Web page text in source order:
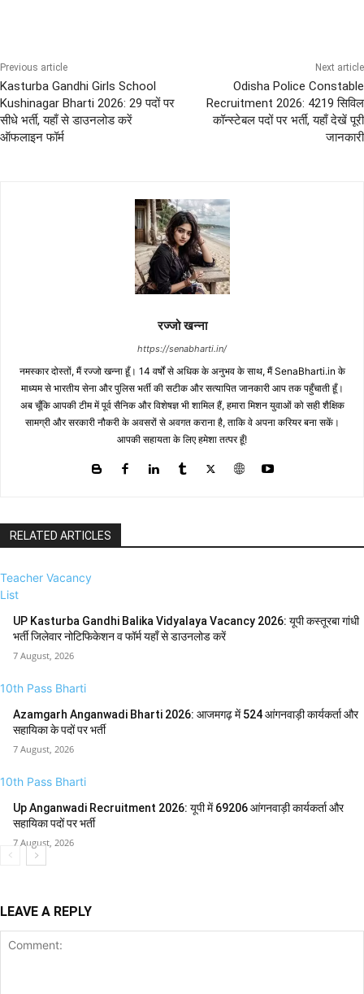
Previous article
Kasturba Gandhi Girls School
Kushinagar Bharti 2026: 29 पदों पर
सीधे भर्ती, यहाँ से डाउनलोड करें
ऑफलाइन फॉर्म
Next article
Odisha Police Constable
Recruitment 2026: 4219 सिविल
कॉन्स्टेबल पदों पर भर्ती, यहाँ देखें पूरी
जानकारी
रज्जो खन्ना
https://senabharti.in/
नमस्कार दोस्तों, मैं रज्जो खन्ना हूँ। 14 वर्षों से अधिक के अनुभव के साथ, मैं SenaBharti.in के
माध्यम से भारतीय सेना और पुलिस भर्ती की सटीक और सत्यापित जानकारी आप तक पहुँचाती हूँ।
अब चूँकि आपकी टीम में पूर्व सैनिक और विशेषज्ञ भी शामिल हैं, हमारा मिशन युवाओं को सही शैक्षिक
सामग्री और सरकारी नौकरी के अवसरों से अवगत कराना है, ताकि वे अपना करियर बना सकें।
आपकी सहायता के लिए हमेशा तत्पर हूँ!
RELATED ARTICLES
Teacher Vacancy
List
UP Kasturba Gandhi Balika Vidyalaya Vacancy 2026: यूपी कस्तूरबा गांधी
भर्ती जिलेवार नोटिफिकेशन व फॉर्म यहाँ से डाउनलोड करें
7 August, 2026
10th Pass Bharti
Azamgarh Anganwadi Bharti 2026: आजमगढ़ में 524 आंगनवाड़ी कार्यकर्ता और
सहायिका के पदों पर भर्ती
7 August, 2026
10th Pass Bharti
Up Anganwadi Recruitment 2026: यूपी में 69206 आंगनवाड़ी कार्यकर्ता और
सहायिका पदों पर भर्ती
7 August, 2026
LEAVE A REPLY